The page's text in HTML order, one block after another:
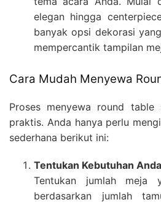
elegan hingga
banyak opsi dekorasi
mempercantik tampilan
Cara Mudah Menyewa
Proses menyewa round table
praktis. Anda hanya perlu
sederhana berikut ini:
Tentukan Kebutuhan Anda
Tentukan jumlah meja
berdasarkan jumlah